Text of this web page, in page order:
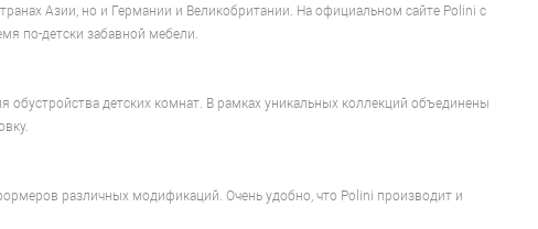
Азии, но и Германии и Великобритании. На официальном сайте Polini с
по-детски забавной мебели.
детских комнат. В рамках уникальных коллекций объединены
различных модификаций. Очень удобно, что Polini производит и